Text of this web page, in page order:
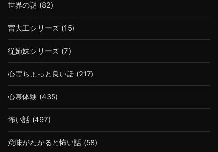
世界の謎 (82)
宮大工シリーズ (15)
従姉妹シリーズ (7)
心霊ちょっと良い話 (217)
心霊体験 (435)
怖い話 (497)
意味がわかると怖い話 (58)